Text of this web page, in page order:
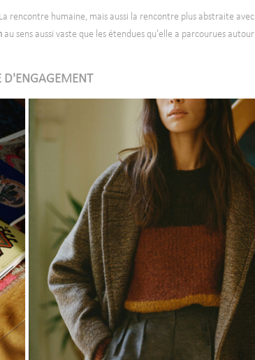
rencontre humaine, mais aussi la rencontre plus abstraite avec
au sens aussi vaste que les étendues qu'elle a parcourues autour
D'ENGAGEMENT